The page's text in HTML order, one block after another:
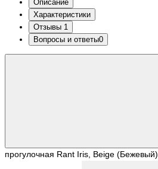
Описание
Характеристики
Отзывы 1
Вопросы и ответы0
прогулочная Rant Iris, Beige (Бежевый)